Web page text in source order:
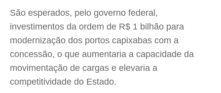
São esperados, pelo governo federal,
investimentos da ordem de R$ 1 bilhão para
modernização dos portos capixabas com a
concessão, o que aumentaria a capacidade da
movimentação de cargas e elevaria a
competitividade do Estado.